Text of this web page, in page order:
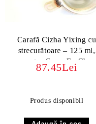
Carafă Cizha Yixing cu
strecurătoare – 125 ml,
pentru Gong Fu Cha
87.45Lei
Produs disponibil